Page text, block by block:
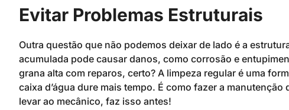
Evitar Problemas Estruturais
Outra questão que não podemos deixar de lado é a
acumulada pode causar danos, como corrosão e
grana alta com reparos, certo? A limpeza regular é uma
caixa d’água dure mais tempo. É como fazer a
levar ao mecânico, faz isso antes!